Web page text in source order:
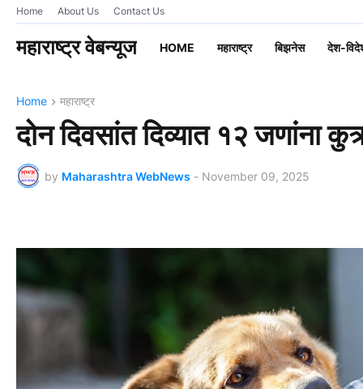
Home About Us Contact Us
महाराष्ट्र वेबन्यूज HOME महाराष्ट्र बिझनेस देश-
Home महाराष्ट्र
दोन दिवसांत दिव्यात १२ जणांना
by Maharashtra WebNews - November 09, 2025